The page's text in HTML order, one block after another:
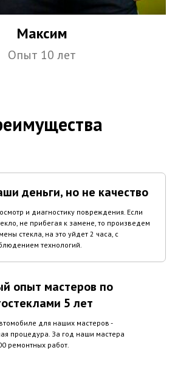
Максим
Опыт 10 лет
деньги, но не качество
и диагностику повреждения. Если
не прибегая к замене, то произведем
стекла, на это уйдет 2 часа, с
технологий.
опыт мастеров по
5 лет
для наших мастеров -
процедура. За год наши мастера
ремонтных работ.